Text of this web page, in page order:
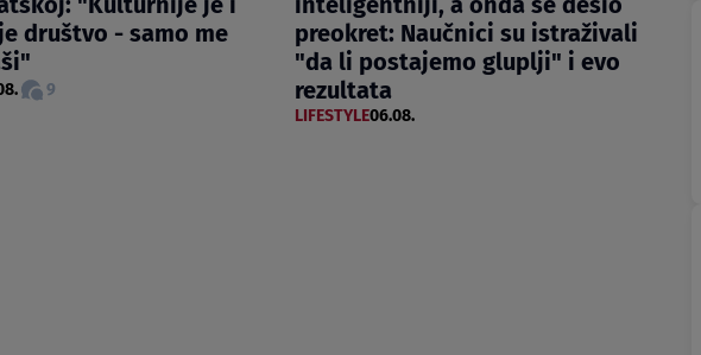
društvo - samo me
9
preokret: Naučnici su istraživali
"da li postajemo gluplji" i evo
rezultata
LIFESTYLE06.08.